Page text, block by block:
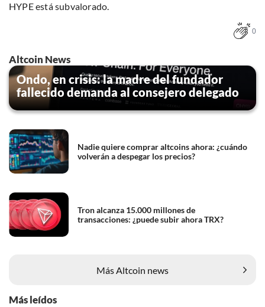
HYPE está subvalorado.
0
Altcoin News
Ondo, en crisis: la madre del fundador
fallecido demanda al consejero delegado
Nadie quiere comprar altcoins ahora: ¿cuándo
volverán a despegar los precios?
Tron alcanza 15.000 millones de
transacciones: ¿puede subir ahora TRX?
Más Altcoin news
Más leídos